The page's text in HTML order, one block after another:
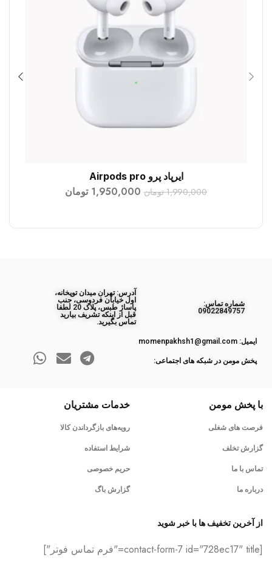
افزودن به سبد خرید
ایرپاد پرو Airpods pro
1,990,000 تومان 1,950,000 تومان
ﺷﻤﺎره ﺗﻤﺎس:
09022849757
آدرس: تهران میدان توپخانه،
اول خیابان فردوسی، جنب
پاساژ طبس، پلاک 20 لطفا
قبل از اینکه تشریف بیارید
تماس بگیرید.
ایمیل: momenpakhsh1@gmail.com
پخش مومن در شبکه های اجتماعی:
با پخش مومن
فرصت های شغلی
گزارش تخلف
تماس با ما
درباره ما
خدمات مشتریان
رویه‌های بازگرداندن کالا
شرایط استفاده
حریم خصوصی
گزارش باگ
از آخرین تخفیف ها با خبر شوید
[contact-form-7 id="728ec17" title="فرم تماس فوتر"]